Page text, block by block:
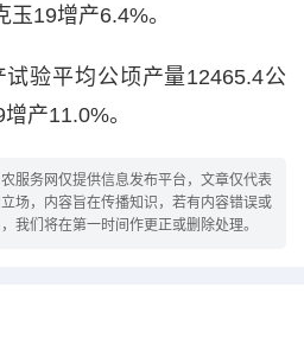
19增产6.4%。
验平均公顷产量12465.4公
产11.0%。
服务网仅提供信息发布平台，文章仅代表
场，内容旨在传播知识，若有内容错误或
我们将在第一时间作更正或删除处理。